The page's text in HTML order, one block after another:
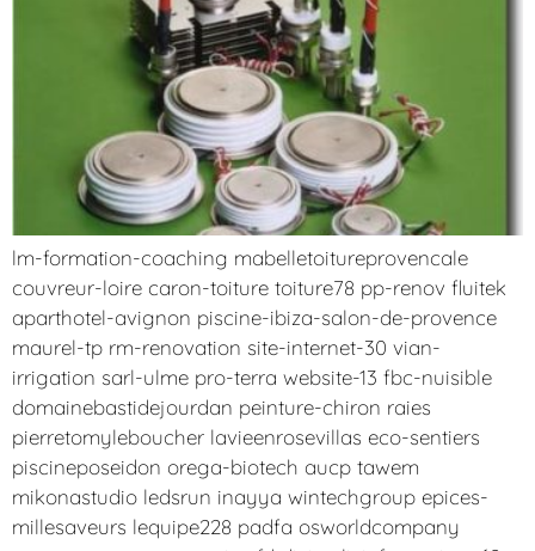
lm-formation-coaching mabelletoitureprovencale
couvreur-loire caron-toiture toiture78 pp-renov fluitek
aparthotel-avignon piscine-ibiza-salon-de-provence
maurel-tp rm-renovation site-internet-30 vian-
irrigation sarl-ulme pro-terra website-13 fbc-nuisible
domainebastidejourdan peinture-chiron raies
pierretomyleboucher lavieenrosevillas eco-sentiers
piscineposeidon orega-biotech aucp tawem
mikonastudio ledsrun inayya wintechgroup epices-
millesaveurs lequipe228 padfa osworldcompany